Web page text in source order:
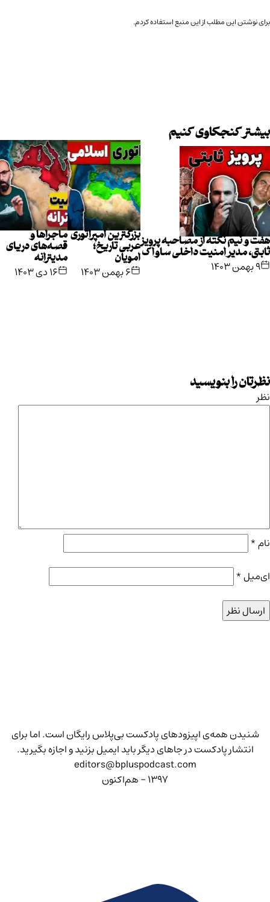
برای نوشتن این مطلب ازاین منبعاستفاده کردم.
بیشتر کنجکاوی کنیم
هفت و نیم نکته از مصاحبه پرویز
ثابتی، مدیر امنیت داخلی ساواک
۹ بهمن ۱۴۰۳
بزرگترین امپراتوری
عربی تاریخ؛
امویان
۶ بهمن ۱۴۰۳
ماجراها و
قصه‌های دریای
مدیترانه
۱۶ دی ۱۴۰۳
نظرتان را بنویسید
نظر
نام*
ای‌میل*
شنیدن همه‌ی اپیزودهای پادکست بی‌پلاس رایگان است. اما برای
انتشار پادکست در جاهای دیگر باید ایمیل بزنید و اجازه بگیرید.
editors@bpluspodcast.com
۱۳۹۷ - هم‌اکنون